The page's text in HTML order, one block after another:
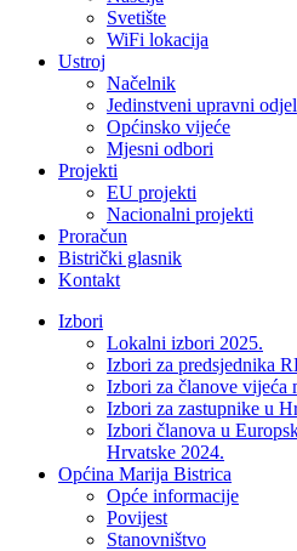
Svetište
WiFi lokacija
Ustroj
Načelnik
Jedinstveni upravni odjel
Općinsko vijeće
Mjesni odbori
Projekti
EU projekti
Nacionalni projekti
Proračun
Bistrički glasnik
Kontakt
Izbori
Lokalni izbori 2025.
Izbori za predsjednika
Izbori za članove vijeća
Izbori za zastupnike u
Izbori članova u
Hrvatske 2024.
Općina Marija Bistrica
Opće informacije
Povijest
Stanovništvo